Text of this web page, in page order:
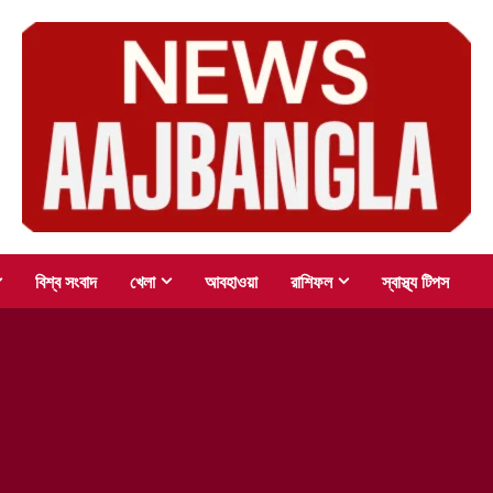
বিশ্ব সংবাদ খেলা আবহাওয়া রাশিফল স্বাস্থ্য টিপস